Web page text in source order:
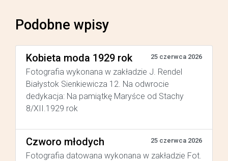
Podobne wpisy
Kobieta moda 1929 rok 25 czerwca 2026
Fotografia wykonana w zakładzie J. Rendel
Białystok Sienkiewicza 12. Na odwrocie
dedykacja: Na pamiątkę Maryśce od Stachy
8/XII.1929 rok
Czworo młodych 25 czerwca 2026
Fotografia datowana wykonana w zakładzie Fot.